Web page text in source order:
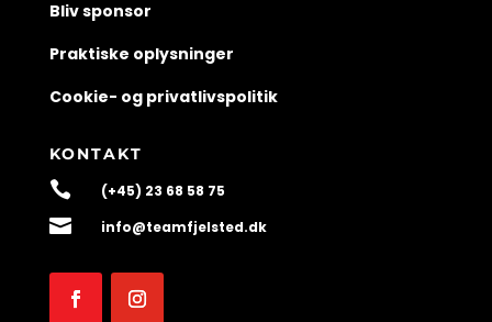
Bliv sponsor
Praktiske oplysninger
Cookie- og privatlivspolitik
KONTAKT
 (+45) 23 68 58 75
 info@teamfjelsted.dk